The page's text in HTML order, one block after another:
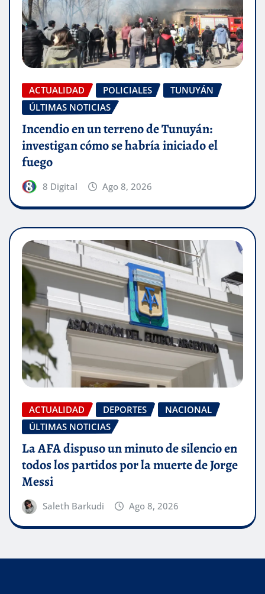
ACTUALIDAD POLICIALES
TUNUYÁN
ÚLTIMAS NOTICIAS
Incendio en un terreno de Tunuyán:
investigan cómo se habría iniciado el
fuego
8 Digital Ago 8, 2026
ACTUALIDAD DEPORTES
NACIONAL
ÚLTIMAS NOTICIAS
La AFA dispuso un minuto de silencio en
todos los partidos por la muerte de Jorge
Messi
Saleth Barkudi Ago 8, 2026